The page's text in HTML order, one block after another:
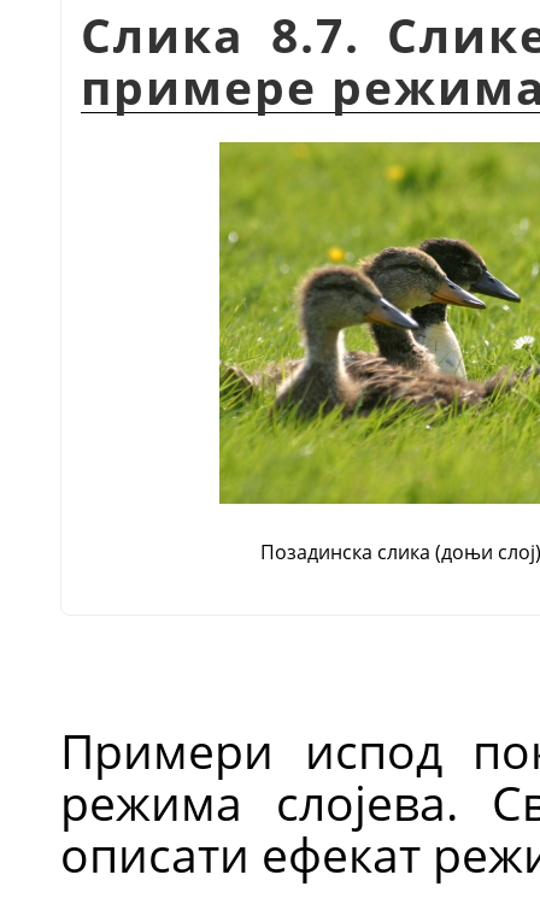
Слика 8.7.
примере режима
Позадинска слика (доњи слој)
Примери испод
режима слојева.
описати ефекат